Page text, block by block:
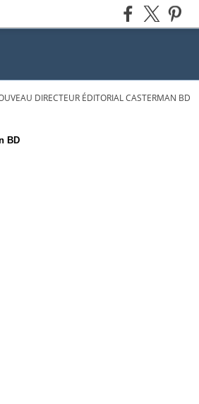
DIRECTEUR ÉDITORIAL CASTERMAN BD
BD